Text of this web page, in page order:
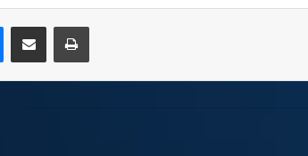
MessengerCompartir por correo electrónicoImprimir